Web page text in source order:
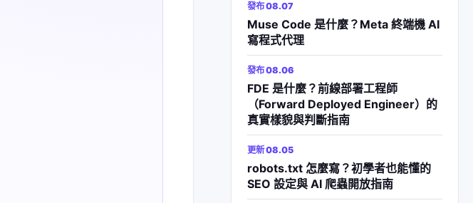
發布 08.07
Muse Code 是什麼？Meta 終端機 AI
寫程式代理
發布 08.06
FDE 是什麼？前線部署工程師
（Forward Deployed Engineer）的
真實樣貌與判斷指南
更新 08.05
robots.txt 怎麼寫？初學者也能懂的
SEO 設定與 AI 爬蟲開放指南